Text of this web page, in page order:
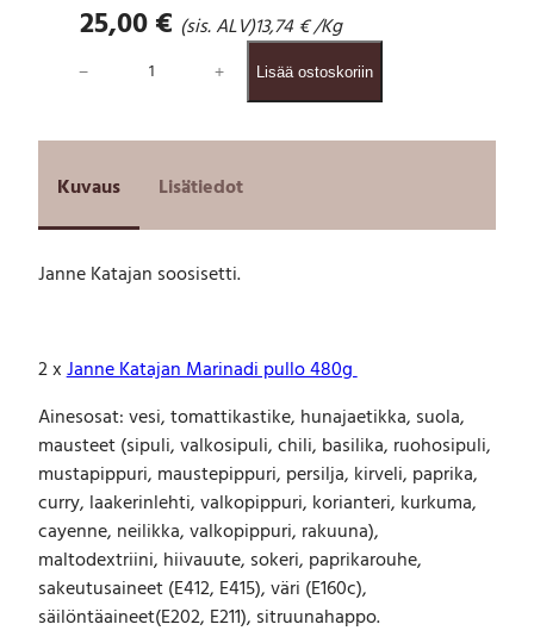
25,00€ (sis. ALV)13,74€/Kg
K
a
t
j
o
s
i
s
e
t
t
m
ä
− + Lisää ostoskoriin
Kuvaus Lisätiedot
Janne Katajan soosisetti.
2 xJanne Katajan Marinadi pullo 480g
Ainesosat: vesi, tomattikastike, hunajaetikka, suola,
mausteet (sipuli, valkosipuli, chili, basilika, ruohosipuli,
mustapippuri, maustepippuri, persilja, kirveli, paprika,
curry, laakerinlehti, valkopippuri, korianteri, kurkuma,
cayenne, neilikka, valkopippuri, rakuuna),
maltodextriini, hiivauute, sokeri, paprikarouhe,
sakeutusaineet (E412, E415), väri (E160c),
säilöntäaineet(E202, E211), sitruunahappo.